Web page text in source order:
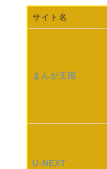
サイト名
まんが王国
U-NEXT